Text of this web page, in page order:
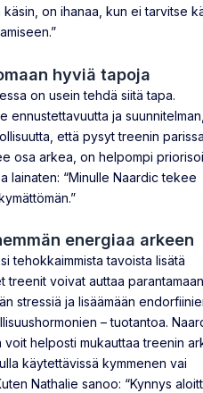
käsin, on ihanaa, kun ei tarvitse
hyviä tapoja
on usein tehdä siitä tapa.
ennustettavuutta ja
että pysyt treenin
osa arkea, on helpompi
lainaten: “Minulle Naardic tekee
energiaa arkeen
tehokkaimmista tavoista lisätä
treenit voivat auttaa
stressiä ja lisäämään
– tuotantoa.
helposti mukauttaa treenin
käytettävissä kymmenen vai
Nathalie sanoo: “Kynnys